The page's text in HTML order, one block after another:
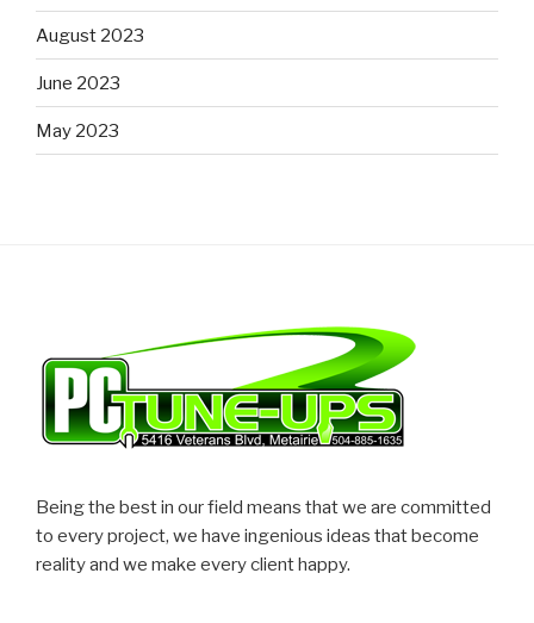
August 2023
June 2023
May 2023
Being the best in our field means that we are committed
to every project, we have ingenious ideas that become
reality and we make every client happy.